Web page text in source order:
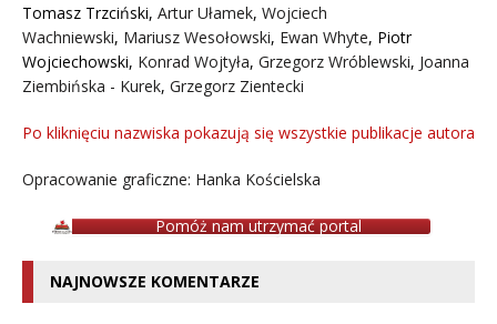
Tomasz Trzciński, Artur Ułamek, Wojciech
Wachniewski, Mariusz Wesołowski, Ewan Whyte, Piotr
Wojciechowski, Konrad Wojtyła, Grzegorz Wróblewski, Joanna
Ziembińska - Kurek, Grzegorz Zientecki
Po kliknięciu nazwiska pokazują się wszystkie publikacje autora
Opracowanie graficzne: Hanka Kościelska
Pomóż nam utrzymać portal
NAJNOWSZE KOMENTARZE